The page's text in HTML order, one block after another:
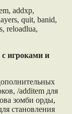
addxp,
quit, banid,
reloadlua,
игроками и
/additem для
зомби орды,
становления